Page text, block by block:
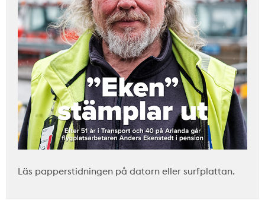
Läs papperstidningen på datorn eller surfplattan.